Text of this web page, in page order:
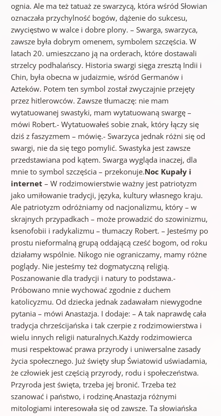
ognia. Ale ma też tatuaż ze swarzycą, która wśród Słowian
oznaczała przychylność bogów, dążenie do sukcesu,
zwycięstwo w walce i dobre plony. – Swarga, swarzyca,
zawsze była dobrym omenem, symbolem szczęścia. W
latach 20. umieszczano ją na orderach, które dostawali
strzelcy podhalańscy. Historia swargi sięga zresztą Indii i
Chin, była obecna w judaizmie, wśród Germanów i
Azteków. Potem ten symbol został zwyczajnie przejęty
przez hitlerowców. Zawsze tłumaczę: nie mam
wytatuowanej swastyki, mam wytatuowaną swargę –
mówi Robert.- Wytatuowałeś sobie znak, który łączy się
dziś z faszyzmem – mówię.- Swarzyca jednak różni się od
swargi, nie da się tego pomylić. Swastyka jest zawsze
przedstawiana pod kątem. Swarga wygląda inaczej, dla
mnie to symbol szczęścia – przekonuje.Noc Kupały i
internet – W rodzimowierstwie ważny jest patriotyzm
jako umiłowanie tradycji, języka, kultury własnego kraju.
Ale patriotyzm odróżniamy od nacjonalizmu, który – w
skrajnych przypadkach – może prowadzić do szowinizmu,
ksenofobii i radykalizmu – tłumaczy Robert. – Jesteśmy po
prostu nieformalną grupą oddającą cześć bogom, od roku
działamy wspólnie. Nikogo nie ograniczamy, mamy różne
poglądy. Nie jesteśmy też dogmatyczną religią.
Poszanowanie dla tradycji i natury to podstawa.-
Próbowano mnie wychować zgodnie z duchem
katolicyzmu. Od dziecka jednak zadawałam niewygodne
pytania – mówi Anastazja. I dodaje: – A tak naprawdę cała
tradycja chrześcijańska i tak czerpie z rodzimowierstwa i
wielu innych religii naturalnych.Każdy rodzimowierca
musi respektować prawa przyrody i uniwersalne zasady
życia społecznego. Już święty słup Światowid uświadamia,
że człowiek jest częścią przyrody, rodu i społeczeństwa.
Przyroda jest święta, trzeba jej bronić. Trzeba też
szanować i państwo, i rodzinę.Anastazja różnymi
mitologiami interesowała się od zawsze. Ta słowiańska